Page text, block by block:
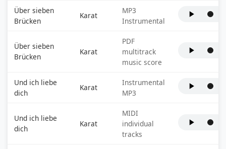
Über sieben
Brücken
Karat
MP3
Instrumental
Über sieben
Brücken
Karat
PDF
multitrack
music score
Und ich liebe
dich
Karat
Instrumental
MP3
Und ich liebe
dich
Karat
MIDI
individual
tracks